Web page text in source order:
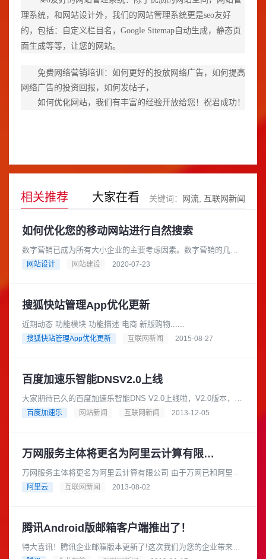
理系统，和 网站设计外，我们的网站管理系统更是seo友好
的，包括：自定义栏目名，Google Sitemap自动生成，静态页
面生成等等，让您的网站。
免费网络营销培训：如何更好的投放网络广告，如何提高
网络广告的投资回报，如何发帖子，
如何优化网站，我们有丰富的经验开放给您！祝君成功！
相关推荐 大家在看 关键词： 网流 互联网新闻
如何优化您的移动网站进行自然搜索
数字营销已成为所有大小企业的主要考虑因素。数字营销的几个
方面与增加网站和登录页面的访问量一样重要，而吸引新点击的
网站设计 网站建设 2020-07-23
搜狐快站管理App优化更新
近期动态 功能模块 功能描述 电商 新版购物......
搜狐快站管理App优化更新 互联网新闻 2015-08-27
百度加速乐智能DNSV2.0上线
大家期待已久的百度加速乐智能DNS V2.0上线啦，V2.0版本，电
信，联通...可随意选择；加速回源，可随意搭配；搜索引擎直接
百度加速乐 网站新闻 互联网新闻 2013-12-05
万网服务主体将更名为阿里云计算有限公司。
万网服务主体将更名为阿里云计算有限公司 由于万网已和阿里云
合并，从2013年8月5日零时起，原www......
阿里云 互联网新闻 2013-08-02
腾讯Android版邮箱客户端推出了！
特大喜讯！腾讯企业邮箱版本更新了!这次我们为您的企业带来更